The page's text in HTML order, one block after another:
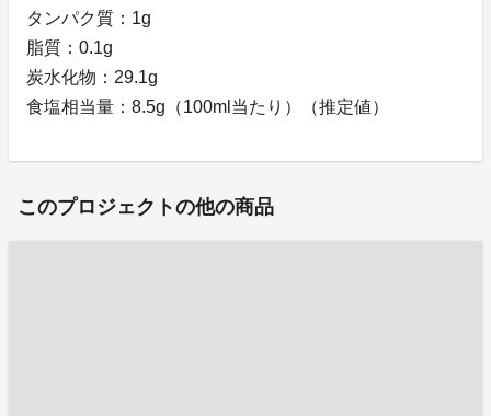
タンパク質：1g
脂質：0.1g
炭水化物：29.1g
食塩相当量：8.5g（100ml当たり）（推定値）
このプロジェクトの他の商品